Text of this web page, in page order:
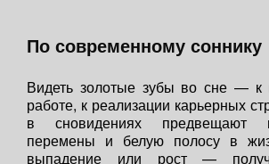
По современному соннику
Видеть золотые зубы во сне —
работе, к реализации карьерных
в сновидениях предвещают
перемены и белую полосу в
выпадение или рост —